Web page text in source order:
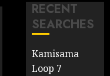
RECENT
SEARCHES
Kamisama
Loop 7